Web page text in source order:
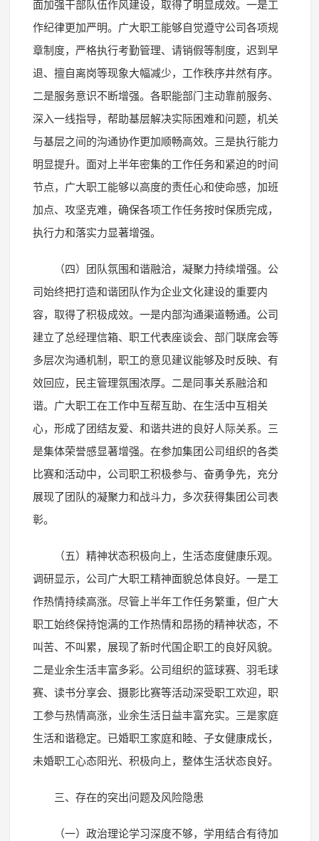
面加强干部队伍作风建设，取得了明显成效。一是工
作纪律更加严明。广大职工能够自觉遵守公司各项规
章制度，严格执行考勤管理、请销假等制度，迟到早
退、擅自离岗等现象大幅减少，工作秩序井然有序。
二是服务意识不断增强。各职能部门主动靠前服务、
深入一线指导，帮助基层解决实际困难和问题，机关
与基层之间的沟通协作更加顺畅高效。三是执行能力
明显提升。面对上半年密集的工作任务和紧迫的时间
节点，广大职工能够以高度的责任心和使命感，加班
加点、攻坚克难，确保各项工作任务按时保质完成，
执行力和落实力显著增强。
（四）团队氛围和谐融洽，凝聚力持续增强。公
司始终把打造和谐团队作为企业文化建设的重要内
容，取得了积极成效。一是内部沟通渠道畅通。公司
建立了总经理信箱、职工代表座谈会、部门联席会等
多层次沟通机制，职工的意见建议能够及时反映、有
效回应，民主管理氛围浓厚。二是同事关系融洽和
谐。广大职工在工作中互帮互助、在生活中互相关
心，形成了团结友爱、和谐共进的良好人际关系。三
是集体荣誉感显著增强。在参加集团公司组织的各类
比赛和活动中，公司职工积极参与、奋勇争先，充分
展现了团队的凝聚力和战斗力，多次获得集团公司表
彰。
（五）精神状态积极向上，生活态度健康乐观。
调研显示，公司广大职工精神面貌总体良好。一是工
作热情持续高涨。尽管上半年工作任务繁重，但广大
职工始终保持饱满的工作热情和昂扬的精神状态，不
叫苦、不叫累，展现了新时代国企职工的良好风貌。
二是业余生活丰富多彩。公司组织的篮球赛、羽毛球
赛、读书分享会、摄影比赛等活动深受职工欢迎，职
工参与热情高涨，业余生活日益丰富充实。三是家庭
生活和谐稳定。已婚职工家庭和睦、子女健康成长，
未婚职工心态阳光、积极向上，整体生活状态良好。
三、存在的突出问题及风险隐患
（一）政治理论学习深度不够，学用结合有待加